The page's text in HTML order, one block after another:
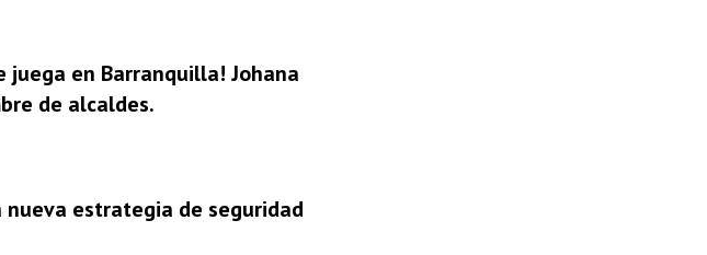
juega en Barranquilla! Johana
de alcaldes.
estrategia de seguridad